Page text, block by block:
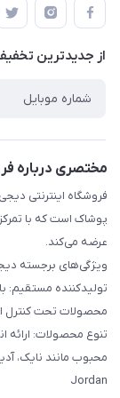
لیست محصولات
درباره ما
حریم خصوصی
راهنما
از جدید‌ترین
مختصری درباره
فروشگاه اینترنتی
پوشاک است که با
عرضه می‌کند.
ویژگی‌های برجسته
تولیدکننده مستقیم:
محصولات تحت کنترل
تنوع محصولات: ارائه
محبوب مانند نایک،
Jordan